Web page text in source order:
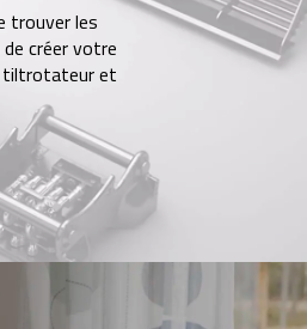
trouver les
créer votre
tiltrotateur et